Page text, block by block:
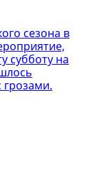
сезона в
субботу на
грозами.